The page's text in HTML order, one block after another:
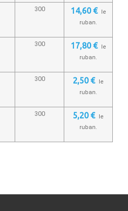
300 14,60 € le
ruban.
300 17,80 € le
ruban.
300 2,50 € le
ruban.
300 5,20 € le
ruban.